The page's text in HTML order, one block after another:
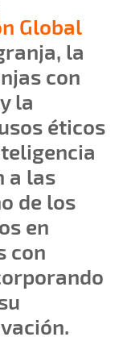
Global
la
con
la
éticos
a las
de los
en
con